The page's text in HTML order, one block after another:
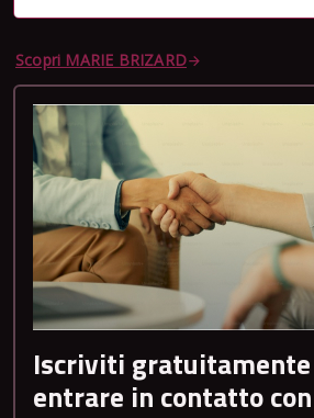
Scopri MARIE BRIZARD
Iscriviti
entrare in contatto